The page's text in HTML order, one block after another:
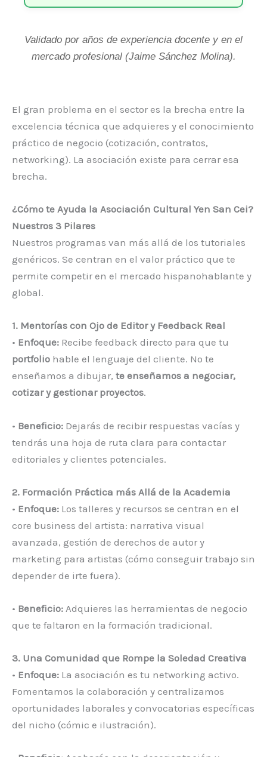
Validado por años de experiencia docente y en el
mercado profesional (Jaime Sánchez Molina).
El gran problema en el sector es la brecha entre la
excelencia técnica que adquieres y el conocimiento
práctico de negocio (cotización, contratos,
networking). La asociación existe para cerrar esa
brecha.
¿Cómo te Ayuda la Asociación Cultural Yen San Cei?
Nuestros 3 Pilares
Nuestros programas van más allá de los tutoriales
genéricos. Se centran en el valor práctico que te
permite competir en el mercado hispanohablante y
global.
1. Mentorías con Ojo de Editor y Feedback Real
• Enfoque: Recibe feedback directo para que tu
portfolio hable el lenguaje del cliente. No te
enseñamos a dibujar, te enseñamos a negociar,
cotizar y gestionar proyectos.
• Beneficio: Dejarás de recibir respuestas vacías y
tendrás una hoja de ruta clara para contactar
editoriales y clientes potenciales.
2. Formación Práctica más Allá de la Academia
• Enfoque: Los talleres y recursos se centran en el
core business del artista: narrativa visual
avanzada, gestión de derechos de autor y
marketing para artistas (cómo conseguir trabajo sin
depender de irte fuera).
• Beneficio: Adquieres las herramientas de negocio
que te faltaron en la formación tradicional.
3. Una Comunidad que Rompe la Soledad Creativa
• Enfoque: La asociación es tu networking activo.
Fomentamos la colaboración y centralizamos
oportunidades laborales y convocatorias específicas
del nicho (cómic e ilustración).